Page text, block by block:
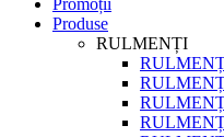
Promoții
Produse
RULMENȚI